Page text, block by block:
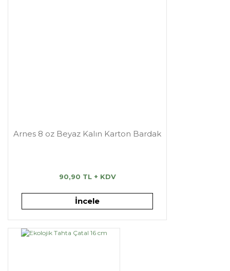
Arnes 8 oz Beyaz Kalın Karton Bardak
90,90 TL + KDV
İncele